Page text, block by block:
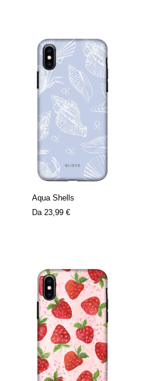
Aqua Shells
Da 23,99 €